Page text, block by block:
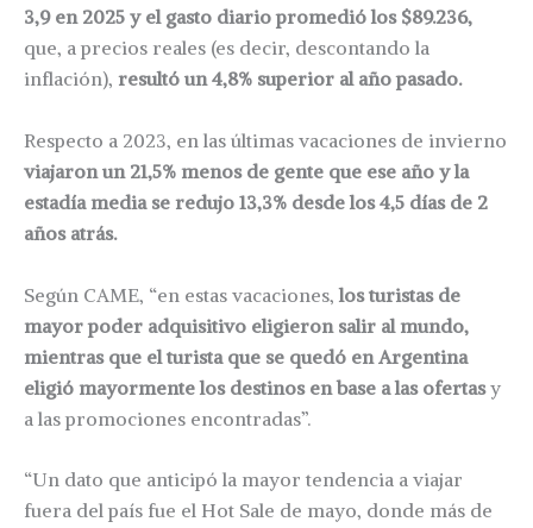
3,9 en 2025 y el gasto diario promedió los $89.236,
que, a precios reales (es decir, descontando la
inflación), resultó un 4,8% superior al año pasado.
Respecto a 2023, en las últimas vacaciones de invierno
viajaron un 21,5% menos de gente que ese año y la
estadía media se redujo 13,3% desde los 4,5 días de 2
años atrás.
Según CAME, “en estas vacaciones, los turistas de
mayor poder adquisitivo eligieron salir al mundo,
mientras que el turista que se quedó en Argentina
eligió mayormente los destinos en base a las ofertasy
a las promociones encontradas”.
“Un dato que anticipó la mayor tendencia a viajar
fuera del país fue el Hot Sale de mayo, donde más de